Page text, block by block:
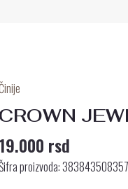
CROWN
19.000 rsd
proizvoda:
JEWEL
30